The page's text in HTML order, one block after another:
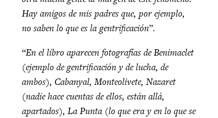
Hay amigos de mis padres que, por ejemplo,
no saben lo que es la gentrificación”.
“En el libro aparecen fotografías de Benimaclet
(ejemplo de gentrificación y de lucha, de
ambos), Cabanyal, Monteolivete, Nazaret
(nadie hace cuentas de ellos, están allá,
apartados), La Punta (lo que era y en lo que se